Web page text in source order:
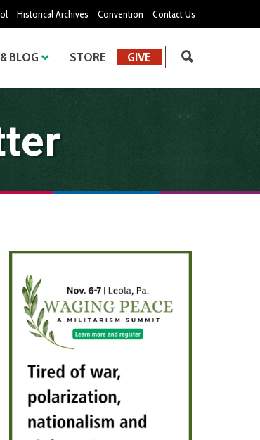
Historical Archives Convention Contact Us
BLOG STORE GIVE